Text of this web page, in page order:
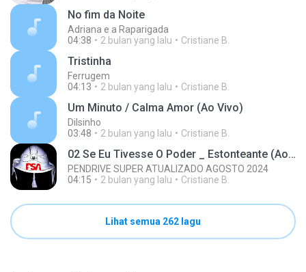
No fim da Noite
Adriana e a Raparigada
04:38
2 bulan yang lalu Cristiane B.
Tristinha
Ferrugem
04:13
2 bulan yang lalu Cristiane B.
Um Minuto / Calma Amor (Ao Vivo)
Dilsinho
03:48
2 bulan yang lalu Cristiane B.
02 Se Eu Tivesse O Poder _ Estonteante (Ao Vivo).mp3
PENDRIVE SUPER ATUALIZADO AGOSTO 2024
04:15
2 bulan yang lalu Cristiane B.
Lihat semua 262 lagu